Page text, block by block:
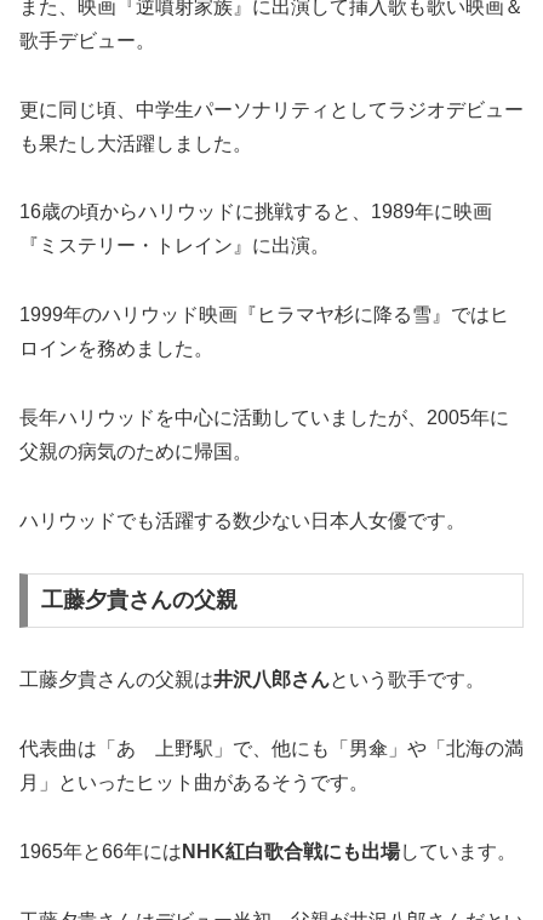
また、映画『逆噴射家族』に出演して挿入歌も歌い映画＆
歌手デビュー。
更に同じ頃、中学生パーソナリティとしてラジオデビュー
も果たし大活躍しました。
16歳の頃からハリウッドに挑戦すると、1989年に映画
『ミステリー・トレイン』に出演。
1999年のハリウッド映画『ヒラマヤ杉に降る雪』ではヒ
ロインを務めました。
長年ハリウッドを中心に活動していましたが、2005年に
父親の病気のために帰国。
ハリウッドでも活躍する数少ない日本人女優です。
工藤夕貴さんの父親
工藤夕貴さんの父親は井沢八郎さんという歌手です。
代表曲は「あゝ上野駅」で、他にも「男傘」や「北海の満
月」といったヒット曲があるそうです。
1965年と66年には NHK紅白歌合戦にも出場しています。